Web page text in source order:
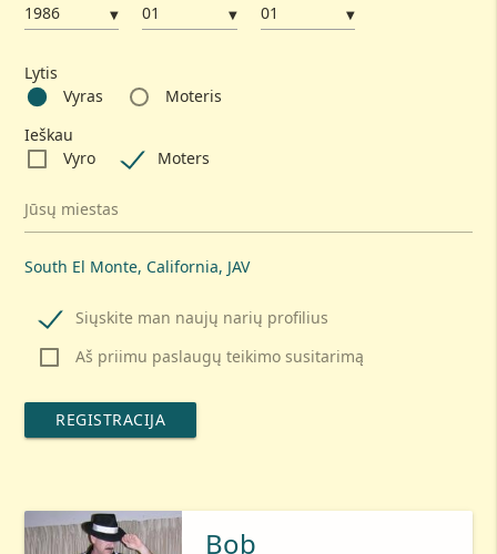
▼ ▼ ▼
Lytis
Vyras
Moteris
Ieškau
Vyro
Moters
Jūsų miestas
South El Monte, California, JAV
Siųskite man naujų narių profilius
Aš priimu paslaugų teikimo susitarimą
REGISTRACIJA
Bob